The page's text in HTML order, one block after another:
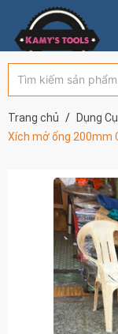
Trang chủ Dụng
Xích mở ống 200mm